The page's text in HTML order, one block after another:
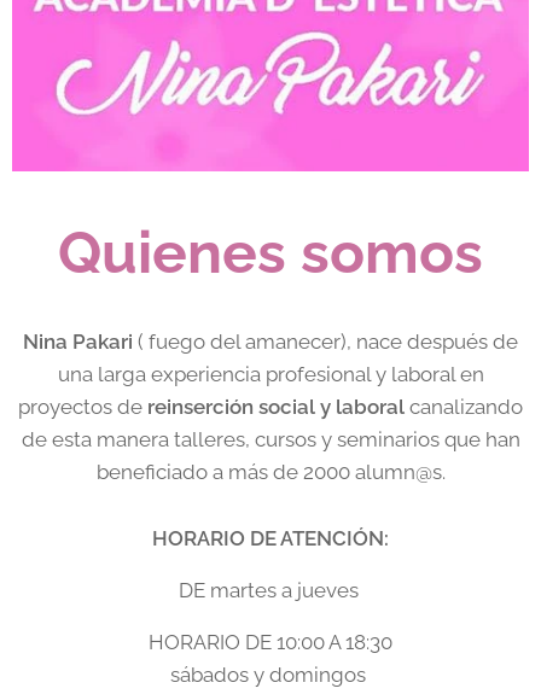
Quienes somos
Nina Pakari ( fuego del amanecer), nace después de
una larga experiencia profesional y laboral en
proyectos de reinserción social y laboral canalizando
de esta manera talleres, cursos y seminarios que han
beneficiado a más de 2000 alumn@s.
HORARIO DE ATENCIÓN:
DE martes a jueves
HORARIO DE 10:00 A 18:30
sábados y domingos